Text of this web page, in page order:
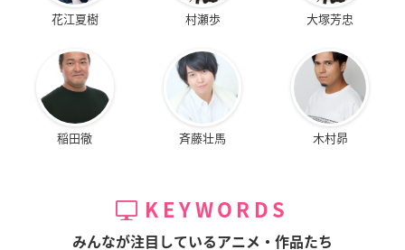
花江夏樹 村瀬歩 大塚芳忠
稲田徹 斉藤壮馬 木村昴
KEYWORDS
みんなが注目しているアニメ・作品たち